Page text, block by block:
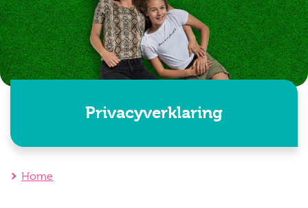
Privacyverklaring
Home